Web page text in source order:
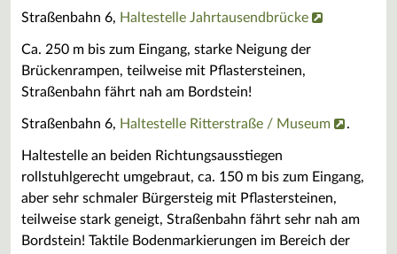
Straßenbahn 6, Haltestelle Jahrtausendbrücke
Ca. 250 m bis zum Eingang, starke Neigung der
Brückenrampen, teilweise mit Pflastersteinen,
Straßenbahn fährt nah am Bordstein!
Straßenbahn 6, Haltestelle Ritterstraße / Museum .
Haltestelle an beiden Richtungsausstiegen
rollstuhlgerecht umgebraut, ca. 150 m bis zum Eingang,
aber sehr schmaler Bürgersteig mit Pflastersteinen,
teilweise stark geneigt, Straßenbahn fährt sehr nah am
Bordstein! Taktile Bodenmarkierungen im Bereich der